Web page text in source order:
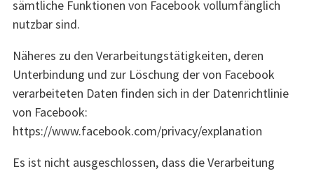
sämtliche Funktionen von Facebook vollumfänglich
nutzbar sind.
Näheres zu den Verarbeitungstätigkeiten, deren
Unterbindung und zur Löschung der von Facebook
verarbeiteten Daten finden sich in der Datenrichtlinie
von Facebook:
https://www.facebook.com/privacy/explanation
Es ist nicht ausgeschlossen, dass die Verarbeitung